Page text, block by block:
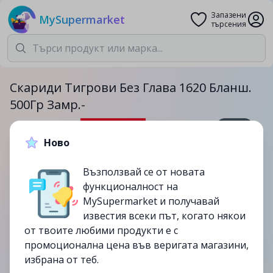
MySupermarket
Запазени
търсения
Скариди Тигрови Без Глава 1620 Бланш.
500Гр Замр.-
19.99лв.24.99лв.
-20%
изтекла
Ново
Възползвай се от новата
функционалност на
MySupermarket и получавай
известия всеки път, когато някои
от твоите любими продукти е с
промоционална цена във веригата магазини,
избрана от теб.